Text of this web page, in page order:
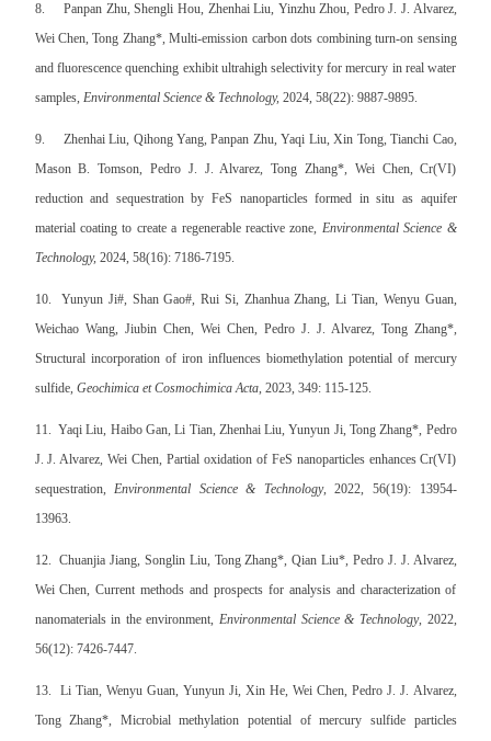
8.Panpan Zhu, Shengli Hou, Zhenhai Liu, Yinzhu Zhou, Pedro J. J. Alvarez,
Wei Chen, Tong Zhang*, Multi-emission carbon dots combining turn-on sensing
and fluorescence quenching exhibit ultrahigh selectivity for mercury in real water
samples, Environmental Science & Technology, 2024, 58(22): 9887-9895.
9. Zhenhai Liu, Qihong Yang, Panpan Zhu, Yaqi Liu, Xin Tong, Tianchi Cao,
Mason B. Tomson, Pedro J. J. Alvarez, Tong Zhang*, Wei Chen, Cr(VI)
reduction and sequestration by FeS nanoparticles formed in situ as aquifer
material coating to create a regenerable reactive zone, Environmental Science &
Technology, 2024, 58(16): 7186-7195.
10.Yunyun Ji#, Shan Gao#, Rui Si, Zhanhua Zhang, Li Tian, Wenyu Guan,
Weichao Wang, Jiubin Chen, Wei Chen, Pedro J. J. Alvarez, Tong Zhang*,
Structural incorporation of iron influences biomethylation potential of mercury
sulfide, Geochimica et Cosmochimica Acta, 2023, 349: 115-125.
11.Yaqi Liu, Haibo Gan, Li Tian, Zhenhai Liu, Yunyun Ji, Tong Zhang*, Pedro
J. J. Alvarez, Wei Chen, Partial oxidation of FeS nanoparticles enhances Cr(VI)
sequestration,Environmental Science & Technology, 2022, 56(19): 13954-
13963.
12.Chuanjia Jiang, Songlin Liu, Tong Zhang*, Qian Liu*, Pedro J. J. Alvarez,
Wei Chen, Current methods and prospects for analysis and characterization of
nanomaterials in the environment, Environmental Science & Technology, 2022,
56(12): 7426-7447.
13. Li Tian, Wenyu Guan, Yunyun Ji, Xin He, Wei Chen, Pedro J. J. Alvarez,
Tong Zhang*, Microbial methylation potential of mercury sulfide particles